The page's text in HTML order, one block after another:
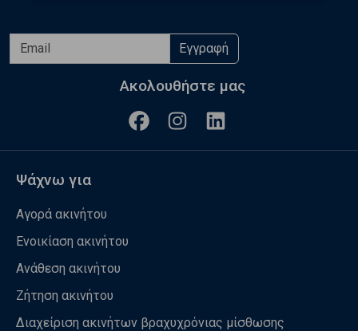
Εγγραφή
Ακολουθήστε μας
Ψάχνω για
Αγορά ακινήτου
Ενοικίαση ακινήτου
Ανάθεση ακινήτου
Ζήτηση ακινήτου
Διαχείριση ακινήτων βραχυχρόνιας μίσθωσης